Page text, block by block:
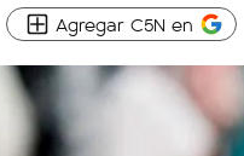
Agregar C5N en